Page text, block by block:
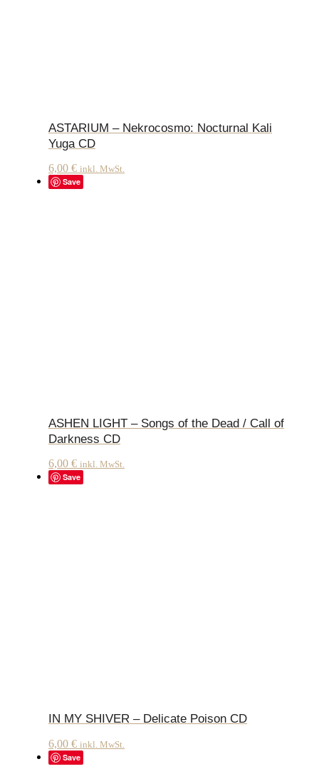
ASTARIUM – Nekrocosmo: Nocturnal Kali
Yuga CD
6,00 € inkl. MwSt.
Save
ASHEN LIGHT – Songs of the Dead / Call of
Darkness CD
6,00 € inkl. MwSt.
Save
IN MY SHIVER – Delicate Poison CD
6,00 € inkl. MwSt.
Save